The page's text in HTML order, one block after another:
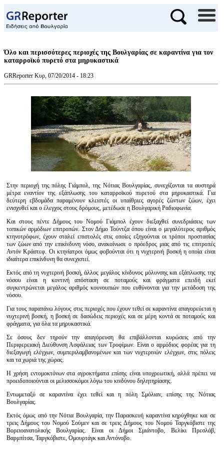
Όλο και περισσότερες περιοχές της Βουλγαρίας σε καραντίνα για τον
καταρροϊκό πυρετό στα μηρυκαστικά
GRReporter Κυρ, 07/20/2014 - 18:23
Στην περιοχή της πόλης Γιάμπολ, της Νότιας Βουλγαρίας, συνεχίζονται τα αυστηρά
μέτρα εναντίον της εξάπλωσης του καταρροϊκού πυρετού στα μηρυκαστικά. Για
δεύτερη εβδομάδα παραμένουν κλειστές οι υπαίθριες αγορές ζώντων ζώων, έχει
ενισχυθεί και ο έλεγχος στους δρόμους, μετέδωσε η Βουλγαρική Ραδιοφωνία.
Και στους πέντε Δήμους του Νομού Γιάμπολ έχουν διεξαχθεί συνεδριάσεις των
τοπικών αρμόδιων επιτροπών. Στον Δήμο Τούντζα όπου είναι ο μεγαλύτερος αριθμός
κτηνοτρόφων, έχουν σταλεί επιστολές στις οποίες εξηγούνται οι τρόποι προστασίας
των ζώων από την επικίνδυνη νόσο, ανακοίνωσε ο πρόεδρος μιας από τις επιτροπές
Αντόν Κράστεφ. Οι κτηνίατροι όμως φοβούνται ότι η νυχτερινή βοσκή η οποία είναι
ιδιαίτερα επικίνδυνη θα συνεχιστεί.
Εκτός από τη νυχτερινή βοσκή, άλλος μεγάλος κίνδυνος μόλυνσης και εξάπλωσης της
νόσου είναι η κοντινή απόσταση σε ποταμούς και φράγματα επειδή εκεί
συγκεντρώνεται μεγάλος αριθμός κουνουπιών που ευθύνονται για την μετάδοση της
νόσου.
Για τους παραπάνω λόγους στις περιοχές που έχουν τεθεί σε καραντίνα απαγορεύεται η
νυχτερινή βοσκή, η βοσκή σε δασώδεις περιοχές και σε μέρη κοντά σε ποταμούς και
φράγματα, για όλα τα μηρυκαστικά.
Σε όσους δεν τηρούν την απαγόρευση θα επιβάλλονται κυρώσεις από την
Περιφερειακή Διεύθυνση Ασφάλειας των Τροφίμων. Είναι ο αρμόδιος φορέας για τη
διεξαγωγή ελέγχων, συμπεριλαμβανομένων και των νυχτερινών ελέγχων, στις πόλεις
και τα χωριά της χώρας.
Η χρήση εντομοκτόνων στα αγροκτήματα επίσης είναι υποχρεωτική, αλλά πρέπει να
προειδοποιούνται οι μελισσοκόμοι λόγω του κινδύνου δηλητηρίασης.
Εντωμεταξύ σε καραντίνα έχει τεθεί και η πόλη Σμόλιαν, επίσης της Νότιας
Βουλγαρίας.
Εκτός όμως από την Νότια Βουλγαρία, την Παρασκευή καραντίνα κηρύχθηκε και σε
τρεις Δήμους του Νομού Σούμεν και σε τρεις Δήμους του Νομού Ταργκόβιστε της
Βορειοανατολικής Βουλγαρίας. Είναι οι Δήμοι Σμιάντοβο, Βελίκι Πρεσλάβ,
Βαρμπίτσα, Ταργκόβιστε, Ομουρτάγκ και Αντόνοβο.